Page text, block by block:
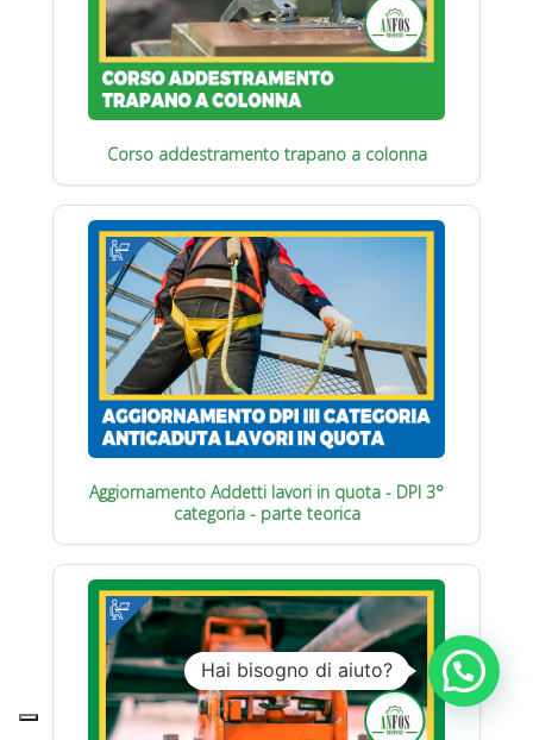
Corso addestramento trapano a colonna
Aggiornamento Addetti lavori in quota - DPI 3°
categoria - parte teorica
Hai bisogno di aiuto?